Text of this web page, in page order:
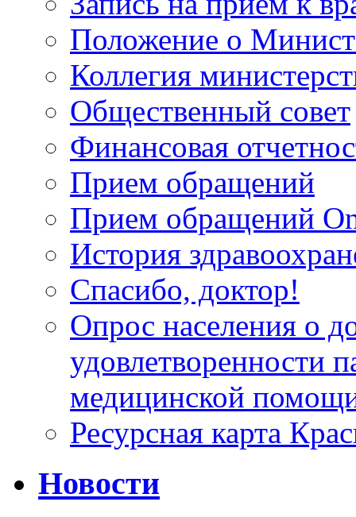
Положение о
Коллегия
Общественный совет
Финансовая
Прием обращений
Прием обращений
История
Спасибо, доктор!
Опрос населения о
удовлетворенности
медицинской
Ресурсная карта
Новости